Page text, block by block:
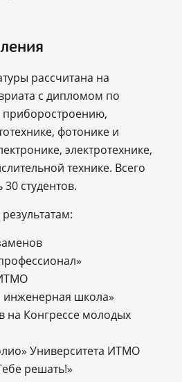
рассчитана на
с дипломом по
приборостроению,
фотонике и
электротехнике,
технике. Всего
студентов.
инженерная школа»
на Конгрессе молодых
Университета ИТМО
решать!»